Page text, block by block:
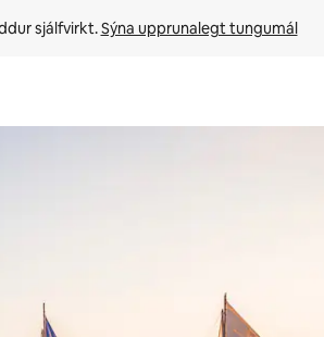
sjálfvirkt. Sýna upprunalegt tungumál